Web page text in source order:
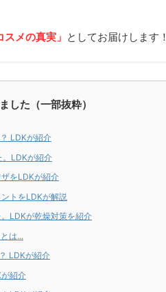
スメの真実」 としてお届けします！
した（一部抜粋）
LDKが紹介
。LDKが紹介
をLDKが紹介
トをLDKが解説
LDKが乾燥対策を紹介
は...
LDKが紹介
紹介